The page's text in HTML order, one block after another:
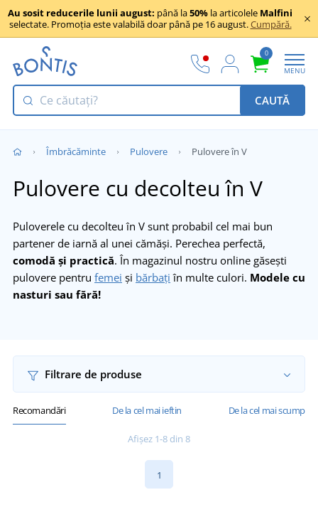
Au sosit reducerile lunii august: până la50% la articolele Malfini
selectate. Promoția este valabilă doar până pe 16 august.Cumpără.
0
MENU
CAUTĂ
Îmbrăcăminte Pulovere Pulovere în V
Pulovere cu decolteu în V
Puloverele cu decolteu în V sunt probabil cel mai bun
partener de iarnă al unei cămăși. Perechea perfectă,
comodă și practică. În magazinul nostru online găsești
pulovere pentru femei și bărbați în multe culori. Modele cu
nasturi sau fără!
Filtrare de produse
Recomandări De la cel mai ieftin De la cel mai scump
Afișez 1-8 din 8
1